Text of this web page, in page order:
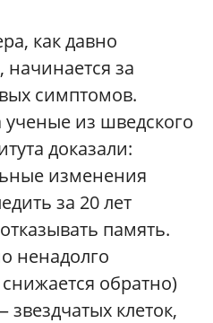
как давно
начинается за
симптомов.
ученые из шведского
доказали:
изменения
за 20 лет
память.
ненадолго
обратно)
клеток,